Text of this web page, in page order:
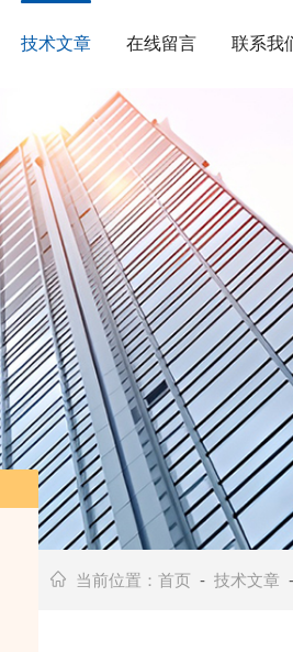
技术文章 在线留言 联系我
当前位置： 首页 - 技术文章